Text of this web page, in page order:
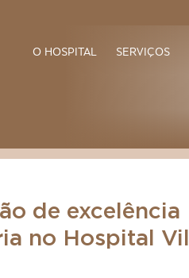
O HOSPITAL SERVIÇOS
de excelência
no Hospital